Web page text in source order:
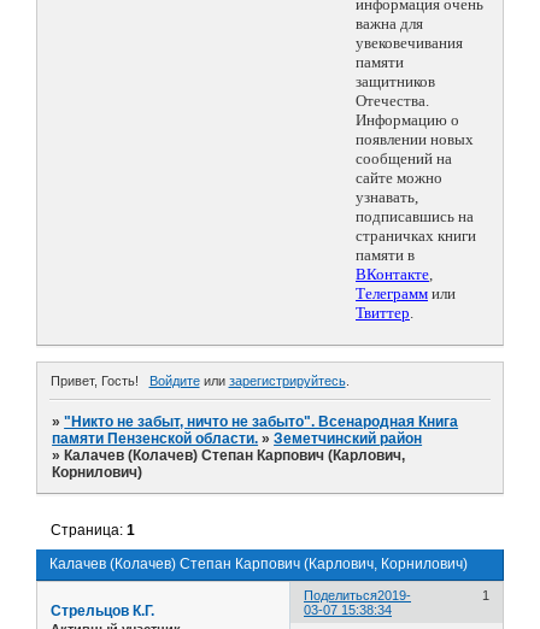
информация очень
важна для
увековечивания
памяти
защитников
Отечества.
Информацию о
появлении новых
сообщений на
сайте можно
узнавать,
подписавшись на
страничках книги
памяти в
ВКонтакте,
Телеграмм или
Твиттер.
Привет, Гость! Войдитеили зарегистрируйтесь.
»"Никто не забыт, ничто не забыто". Всенародная Книга
памяти Пензенской области. »Земетчинский район
» Калачев (Колачев) Степан Карпович (Карлович,
Корнилович)
Калачев (Колачев) Степан Карпович (Карлович, Корнилович)
Страница:1
Поделиться 1
2019-
03-07 15:38:34
Стрельцов К.Г.